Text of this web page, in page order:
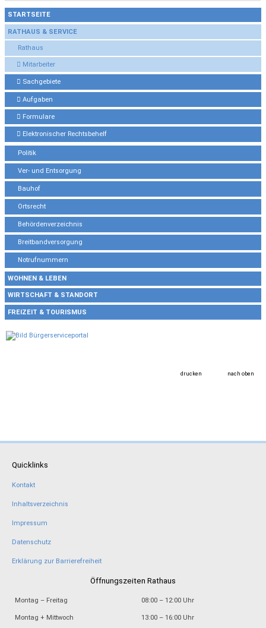
STARTSEITE
RATHAUS & SERVICE
Rathaus
Mitarbeiter
Sachgebiete
Aufgaben
Formulare
Elektronischer Rechtsbehelf
Politik
Ver- und Entsorgung
Bauhof
Ortsrecht
Behördenverzeichnis
Breitbandversorgung
Notrufnummern
WOHNEN & LEBEN
WIRTSCHAFT & STANDORT
FREIZEIT & TOURISMUS
drucken nach oben
Quicklinks
Kontakt
Inhaltsverzeichnis
Impressum
Datenschutz
Erklärung zur Barrierefreiheit
Öffnungszeiten Rathaus
Montag – Freitag 08:00 – 12:00 Uhr
Montag + Mittwoch 13:00 – 16:00 Uhr